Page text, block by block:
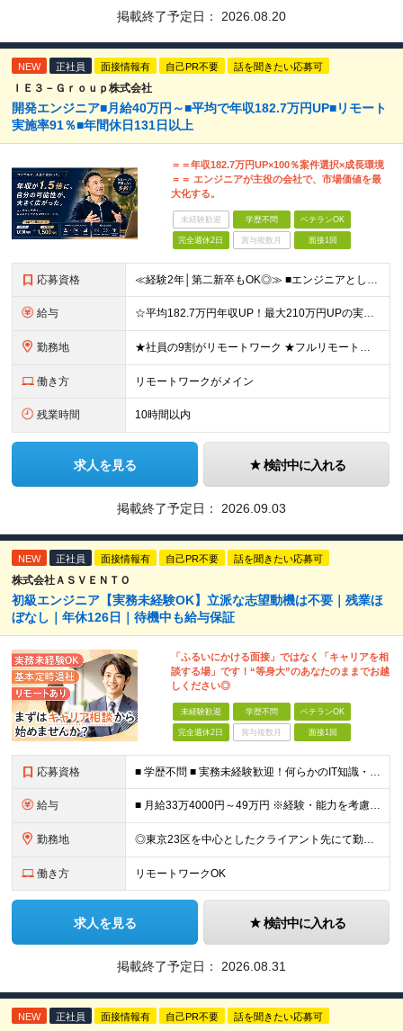
掲載終了予定日： 2026.08.20
NEW 正社員 面接情報有 自己PR不要 話を聞きたい応募可
ＩＥ３－Ｇｒｏｕｐ株式会社
開発エンジニア■月給40万円～■平均で年収182.7万円UP■リモート
実施率91％■年間休⽇131⽇以上
＝＝年収182.7万円UP×100％案件選択×成長環境
＝＝ エンジニアが主役の会社で、市場価値を最
大化する。
未経験歓迎 学歴不問 ベテランOK
完全週休2日 賞与複数月 面接1回
応募資格 ≪経験2年│第二新卒もOK◎≫ ■エンジニアとして実務経験をお持ちの方（2年以上） ■学歴不問 ＼意欲重視の採用です／ 「経歴に自信がない」という方も、 "今後挑戦したいこと""スキルアップしたいこ
給与 ☆平均182.7万円年収UP！最大210万円UPの実績もあり ☆スキルにより月給100万円スタートも可能◎ 月給40万円～100万円＋決算賞与＋各種手当 ～給与イメージ～ ■経験2年以上…月給40
勤務地 ★社員の9割がリモートワーク ★フルリモート案件もあり ★地方からの応募も歓迎！／転居を伴う転勤なし 東京23区を中心としたプロジェクト先での勤務です。 ～～～～～～～～～～～ 【東京⇒地方へUタ
働き方 リモートワークがメイン
残業時間 10時間以内
求人を見る 検討中に入れる
掲載終了予定日： 2026.09.03
NEW 正社員 面接情報有 自己PR不要 話を聞きたい応募可
株式会社ＡＳＶＥＮＴＯ
初級エンジニア【実務未経験OK】立派な志望動機は不要｜残業ほ
ぼなし｜年休126日｜待機中も給与保証
「ふるいにかける面接」ではなく「キャリアを相
談する場」です！“等身大”のあなたのままでお越
しください◎
未経験歓迎 学歴不問 ベテランOK
完全週休2日 賞与複数月 面接1回
応募資格 ■ 学歴不問 ■ 実務未経験歓迎！何らかのIT知識・学習経験をお持ちの方 （独学、ITスクール卒業生、少しだけ実務経験がある等、経験の浅い方も大歓迎です！） ＼こんな方にピッタリの環境です／ ◎面接
給与 ■ 月給33万4000円～49万円 ※経験・能力を考慮して優遇します。 ※上記には固定残業代（月30時間分・6万3500円～9万3100円）を含みます。超過分は全額支給。 ※待機期間中全額給与を保証
勤務地 ◎東京23区を中心としたクライアント先にて勤務いただきます（転居を伴う転勤なし） ◎在宅勤務も活用できます ■ 本社 東京都江戸川区南葛西3-5-3-402 (変更の範囲)上記を除く当社関連勤務地
働き方 リモートワークOK
求人を見る 検討中に入れる
掲載終了予定日： 2026.08.31
NEW 正社員 面接情報有 自己PR不要 話を聞きたい応募可